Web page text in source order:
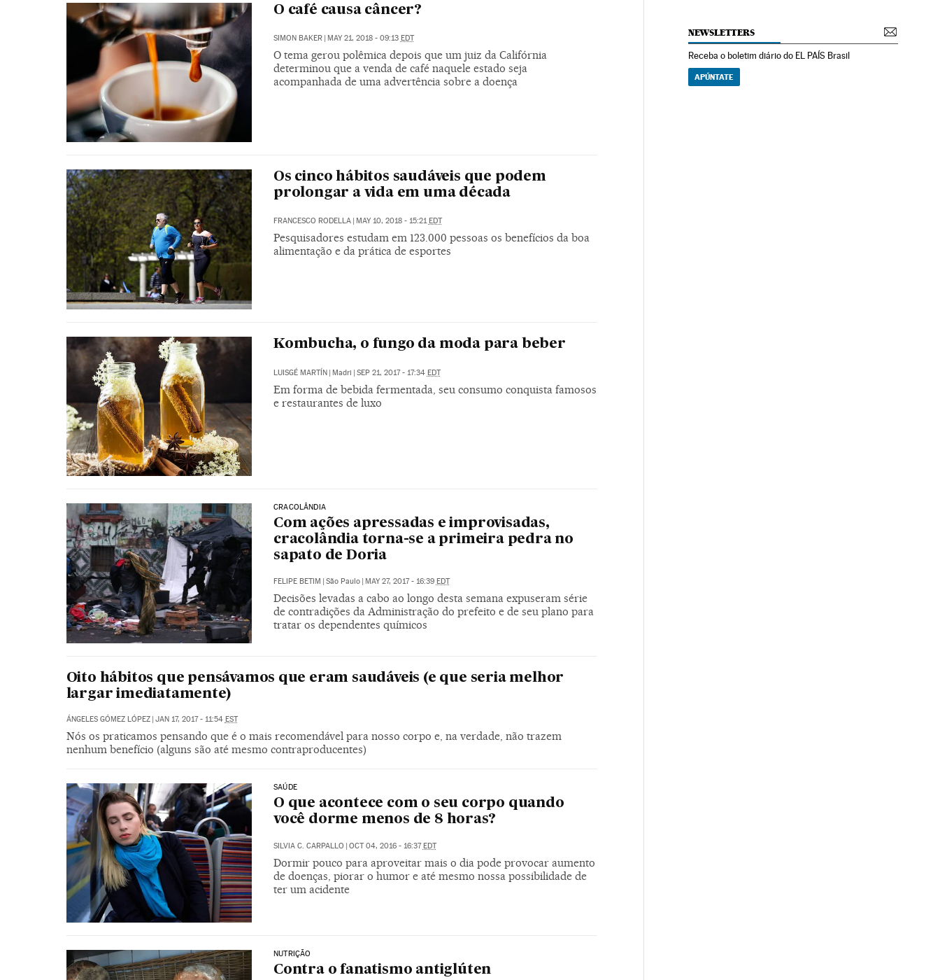
O café causa câncer?
SIMON BAKER | MAY 21, 2018 - 09:13 EDT
O tema gerou polêmica depois que um juiz da Califórnia
determinou que a venda de café naquele estado seja
acompanhada de uma advertência sobre a doença
Os cinco hábitos saudáveis que podem
prolongar a vida em uma década
FRANCESCO RODELLA MAY 10, 2018 - 15:21 EDT
Pesquisadores estudam em 123.000 pessoas os benefícios da boa
alimentação e da prática de esportes
Kombucha, o fungo da moda para beber
LUISGÉ MARTÍN | Madri | SEP 21, 2017 - 17:34 EDT
Em forma de bebida fermentada, seu consumo conquista famosos
e restaurantes de luxo
CRACOLÂNDIA
Com ações apressadas e improvisadas,
cracolândia torna-se a primeira pedra no
sapato de Doria
FELIPE BETIM São Paulo MAY 27, 2017 - 16:39 EDT
Decisões levadas a cabo ao longo desta semana expuseram série
de contradições da Administração do prefeito e de seu plano para
tratar os dependentes químicos
Oito hábitos que pensávamos que eram saudáveis (e que seria melhor
largar imediatamente)
ÁNGELES GÓMEZ LÓPEZ | JAN 17, 2017 - 11:54 EST
Nós os praticamos pensando que é o mais recomendável para nosso corpo e, na verdade, não trazem
nenhum benefício (alguns são até mesmo contraproducentes)
SAÚDE
O que acontece com o seu corpo quando
você dorme menos de 8 horas?
SILVIA C. CARPALLO | OCT 04, 2016 - 16:37EDT
Dormir pouco para aproveitar mais o dia pode provocar aumento
de doenças, piorar o humor e até mesmo nossa possibilidade de
ter um acidente
NUTRIÇÃO
Contra o fanatismo antiglúten
NEWSLETTERS
Receba o boletim diário do EL PAÍS Brasil
APÚNTATE